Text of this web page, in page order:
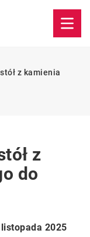
z kamienia
z
do
2025